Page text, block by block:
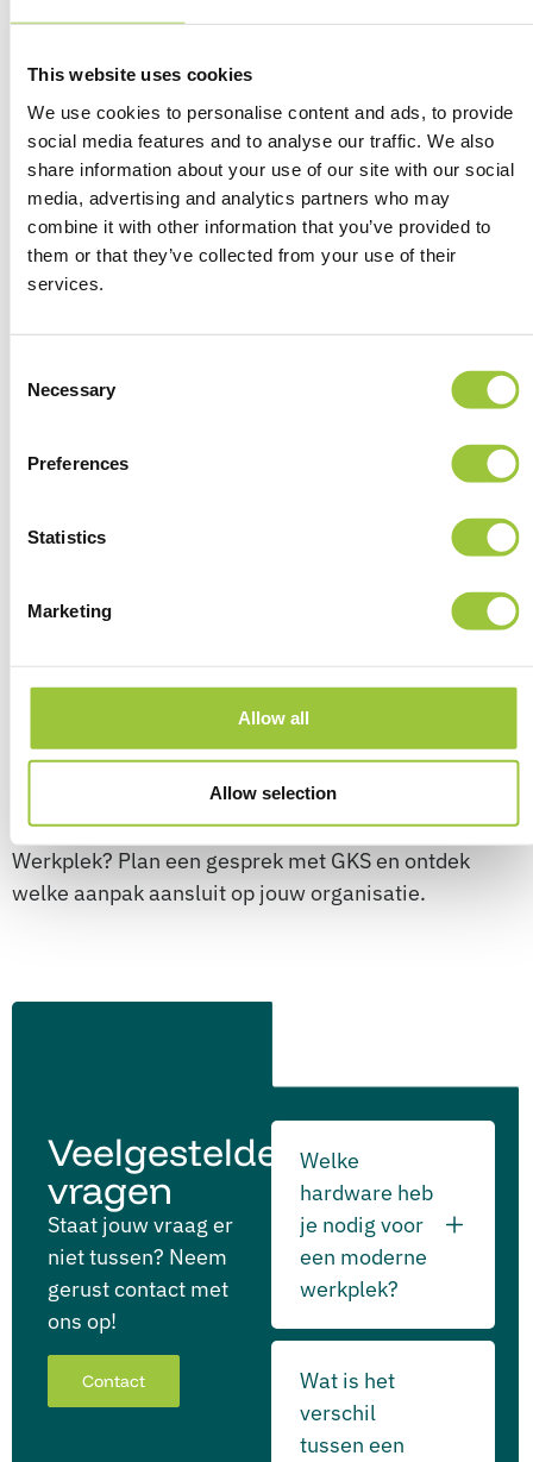
This website uses cookies
We use cookies to personalise content and ads, to provide
social media features and to analyse our traffic. We also
share information about your use of our site with our social
media, advertising and analytics partners who may
combine it with other information that you’ve provided to
them or that they’ve collected from your use of their
services.
Selection
Necessary
Preferences
Statistics
Marketing
Allow all
Allow selection
vastgelegd en opgevolgd volgens de
Wanneer heb je dit nodig
Deze dienst is geschikt wanneer je grip wilt krijgen
op werkplekhardware en beheer binnen een
groeiende organisatie.
Nieuwe medewerkers hebben snel apparatuur
Werkplekken moeten worden
Hardware is toe aan vervanging of lifecycle-
Hybride werken vraagt om extra
Devices moeten voldoen aan centrale security-
Advies over hardware voor
De juiste combinatie van hardware en beheer
voorkomt onnodige complexiteit en geeft meer
Wil je weten welke inrichting past bij jouw Moderne
Werkplek? Plan een gesprek met GKS en ontdek
welke aanpak aansluit op jouw organisatie.
Veelgestelde
vragen
Staat jouw vraag er
niet tussen? Neem
gerust contact met
ons op!
Contact
Welke
hardware heb
je nodig voor
een moderne
werkplek?
Wat is het
verschil
tussen een